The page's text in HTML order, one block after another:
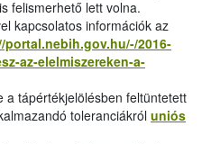
felismerhető lett volna.
kapcsolatos információk az
portal.nebih.gov.hu/-/2016-
az-elelmiszereken-a-
a tápértékjelölésben feltüntetett
toleranciákról uniós